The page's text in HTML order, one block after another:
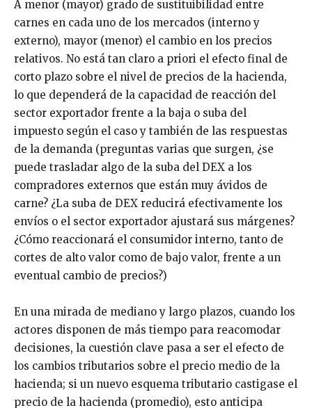
A menor (mayor) grado de sustituibilidad entre
carnes en cada uno de los mercados (interno y
externo), mayor (menor) el cambio en los precios
relativos. No está tan claro a priori el efecto final de
corto plazo sobre el nivel de precios de la hacienda,
lo que dependerá de la capacidad de reacción del
sector exportador frente a la baja o suba del
impuesto según el caso y también de las respuestas
de la demanda (preguntas varias que surgen, ¿se
puede trasladar algo de la suba del DEX a los
compradores externos que están muy ávidos de
carne? ¿La suba de DEX reducirá efectivamente los
envíos o el sector exportador ajustará sus márgenes?
¿Cómo reaccionará el consumidor interno, tanto de
cortes de alto valor como de bajo valor, frente a un
eventual cambio de precios?)
En una mirada de mediano y largo plazos, cuando los
actores disponen de más tiempo para reacomodar
decisiones, la cuestión clave pasa a ser el efecto de
los cambios tributarios sobre el precio medio de la
hacienda; si un nuevo esquema tributario castigase el
precio de la hacienda (promedio), esto anticipa